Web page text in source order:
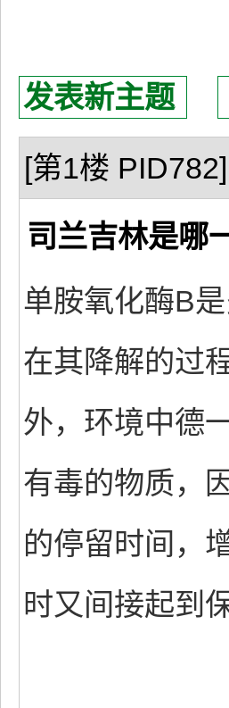
发表新主题
[第1楼
司兰吉林是哪
单胺氧化酶B
在其降解的过
外，环境中德
有毒的物质，
的停留时间，
时又间接起到